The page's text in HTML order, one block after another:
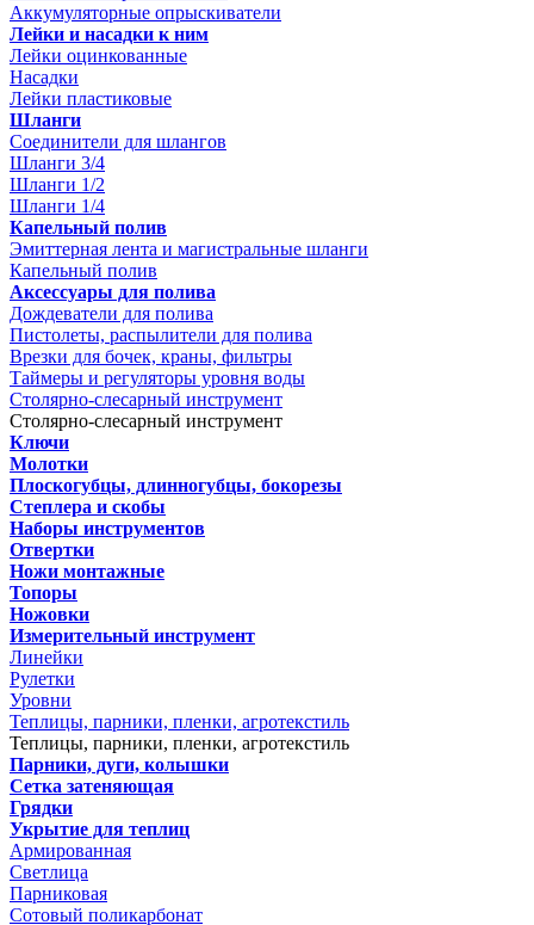
Аккумуляторные опрыскиватели
Лейки и насадки к ним
Лейки оцинкованные
Насадки
Лейки пластиковые
Шланги
Соединители для шлангов
Шланги 3/4
Шланги 1/2
Шланги 1/4
Капельный полив
Эмиттерная лента и магистральные шланги
Капельный полив
Аксессуары для полива
Дождеватели для полива
Пистолеты, распылители для полива
Врезки для бочек, краны, фильтры
Таймеры и регуляторы уровня воды
Столярно-слесарный инструмент
Столярно-слесарный инструмент
Ключи
Молотки
Плоскогубцы, длинногубцы, бокорезы
Степлера и скобы
Наборы инструментов
Отвертки
Ножи монтажные
Топоры
Ножовки
Измерительный инструмент
Линейки
Рулетки
Уровни
Теплицы, парники, пленки, агротекстиль
Теплицы, парники, пленки, агротекстиль
Парники, дуги, колышки
Сетка затеняющая
Грядки
Укрытие для теплиц
Армированная
Светлица
Парниковая
Сотовый поликарбонат